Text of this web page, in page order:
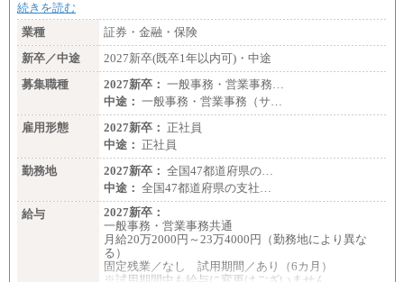
続きを読む
業種
証券・金融・保険
新卒／中途
2027新卒(既卒1年以内可)・中途
募集職種
2027新卒： 一般事務・営業事務…
中途： 一般事務・営業事務（サ…
雇用形態
2027新卒： 正社員
中途： 正社員
勤務地
2027新卒： 全国47都道府県の…
中途： 全国47都道府県の支社…
給与
2027新卒：
一般事務・営業事務共通
月給20万2000円～23万4000円（勤務地により異な
る）
固定残業／なし 試用期間／あり（6カ月）